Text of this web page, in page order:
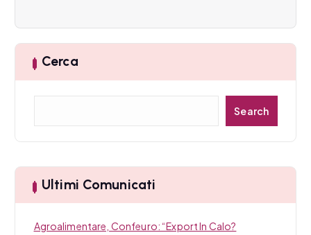
a
r
t
o
Cerca
a
Search
Ultimi Comunicati
Agroalimentare, Confeuro: “Export In Calo?